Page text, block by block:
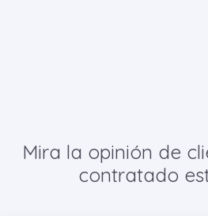
Mira la opinión de
contratado